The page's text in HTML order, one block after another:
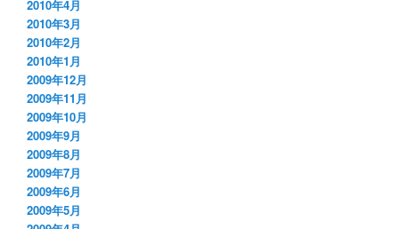
2010年4月
2010年3月
2010年2月
2010年1月
2009年12月
2009年11月
2009年10月
2009年9月
2009年8月
2009年7月
2009年6月
2009年5月